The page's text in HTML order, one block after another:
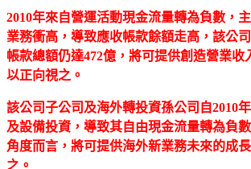
2010年來自營運活動現金流量轉為負數，
業務衝高，導致應收帳款餘額走高，該公
帳款總額仍達472億，將可提供創造營業收
以正向視之。
該公司子公司及海外轉投資孫公司自2010
及設備投資，導致其自由現金流量轉為負
角度而言，將可提供海外新業務未來的成
之。